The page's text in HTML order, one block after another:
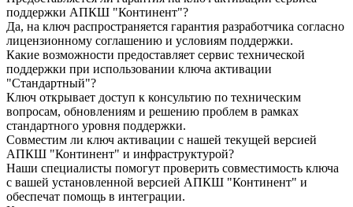
поддержки АПКШ "Континент"?
Да, на ключ распространяется гарантия разработчика согласно
лицензионному соглашению и условиям поддержки.
Какие возможности предоставляет сервис технической
поддержки при использовании ключа активации
"Стандартный"?
Ключ открывает доступ к консультию по техническим
вопросам, обновлениям и решению проблем в рамках
стандартного уровня поддержки.
Совместим ли ключ активации с нашей текущей версией
АПКШ "Континент" и инфраструктурой?
Наши специалисты помогут проверить совместимость ключа
с вашей установленной версией АПКШ "Континент" и
обеспечат помощь в интеграции.